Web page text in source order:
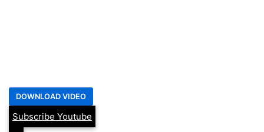
Subscribe Youtube